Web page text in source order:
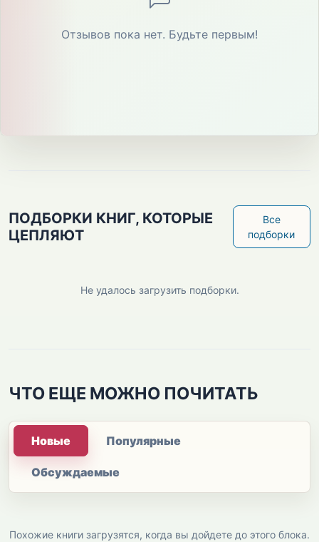
Отзывов пока нет. Будьте первым!
ПОДБОРКИ КНИГ, КОТОРЫЕ
ЦЕПЛЯЮТ
Все
подборки
Не удалось загрузить подборки.
ЧТО ЕЩЕ МОЖНО ПОЧИТАТЬ
Новые Популярные
Обсуждаемые
Похожие книги загрузятся, когда вы дойдете до этого блока.